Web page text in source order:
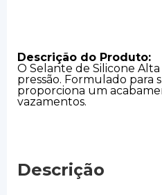
Descrição do Produto:
O Selante de Silicone
pressão. Formulado para
proporciona um
vazamentos.
Descrição